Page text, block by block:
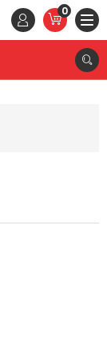
0
STAVKE
0,
RSD